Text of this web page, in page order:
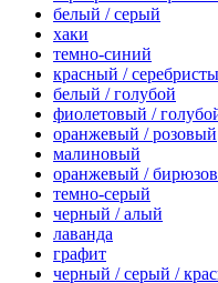
белый / серый
хаки
темно-синий
красный /
белый / голубой
фиолетовый /
оранжевый / розовый
малиновый
оранжевый /
темно-серый
черный / алый
лаванда
графит
черный / серый /